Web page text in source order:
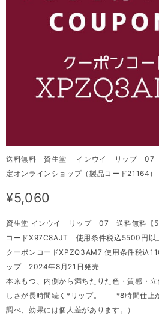
送料無料 資生堂 インウイ リップ 07
定オンラインショップ（製品コード21164）
¥5,060
資生堂 インウイ リップ 07 送料無料【
コードX97C8AJT 使用条件税込5500円以
クーポンコードXPZQ3AM7 使用条件税込
ップ 2024年8月21日発売
本来もつ、内側から満ちたりた色・質感・
しさが長時間続く*リップ。 *8時間仕上
調べ、効果には個人差があります。）